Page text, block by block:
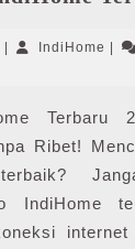
Oktober
| IndiHome |
Terbaru
Ribet!
IndiHome